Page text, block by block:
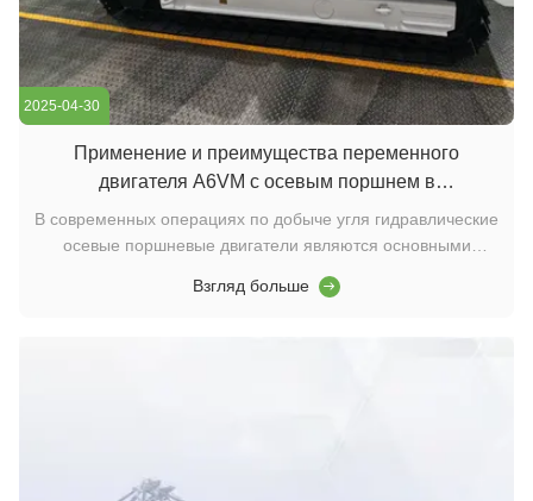
2025-04-30
Применение и преимущества переменного
двигателя A6VM с осевым поршнем в
оборудовании угольных шахт
В современных операциях по добыче угля гидравлические
осевые поршневые двигатели являются основными
напрямую определяет эффективность работы и
Взгляд больше